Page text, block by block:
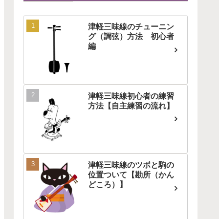
津軽三味線のチューニン
グ（調弦）方法 初心者
編
津軽三味線初心者の練習
方法【自主練習の流れ】
津軽三味線のツボと駒の
位置ついて【勘所（かん
どころ）】